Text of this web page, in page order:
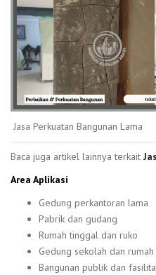
Jasa Perkuatan Bangunan Lama
Baca juga artikel lainnya terkait
Area Aplikasi
Gedung perkantoran lama
Pabrik dan gudang
Rumah tinggal dan ruko
Gedung sekolah dan rumah
Bangunan publik dan